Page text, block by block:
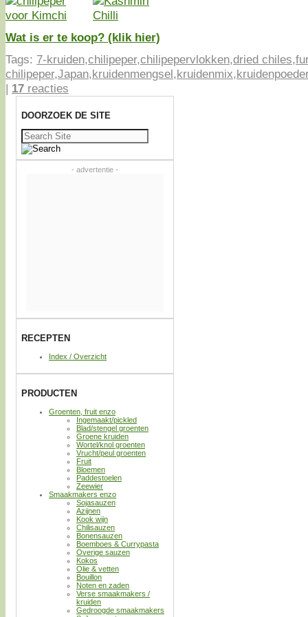
Wat is er te koop? (klik hier)
Tags: 7-kruiden,chilipeper,chilipepervlokken,dried chiles,
chilipeper,Japan,kruidenmengsel,kruidenmix,kruidenpoeder
| 17 reacties
DOORZOEK DE SITE
Zoeken
naar:
- advertentie -
RECEPTEN
Index / Overzicht
PRODUCTEN
Groenten, fruit enzo
Ingemaakt/pickled
Blad/stengel groenten
Groene kruiden
Wortel/knol groenten
Vrucht/peul groenten
Fruit
Bloemen
Paddestoelen
Zeewier
Smaakmakers enzo
Sojasauzen
Azijnen
Kook wijn
Chilisauzen
Bonensauzen
Boemboes & Currypasta
Overige sauzen
Kokos
Olie & vetten
Bouillon
Noten en zaden
Verse smaakmakers /
kruiden
Gedroogde smaakmakers